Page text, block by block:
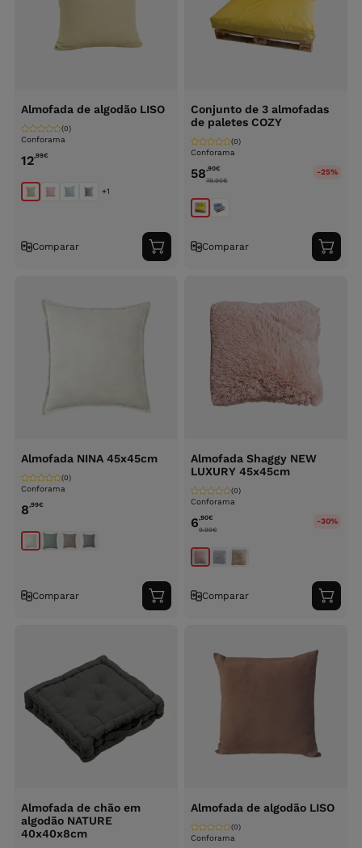
Almofada de algodão LISO
Conforama
(0)
12,99€
+1
Comparar
Adicionar
ao
Conjunto de 3 almofadas
de paletes COZY
Conforama
(0)
58,90€
78.90€
-25%
Comparar
ao
Almofada NINA 45x45cm
Conforama
(0)
8,99€
Comparar
Adicionar
ao
Almofada Shaggy NEW
LUXURY 45x45cm
Conforama
(0)
6,90€
9.99€
-30%
Comparar
ao
Almofada de chão em
algodão NATURE
40x40x8cm
Almofada de algodão LISO
Conforama
(0)